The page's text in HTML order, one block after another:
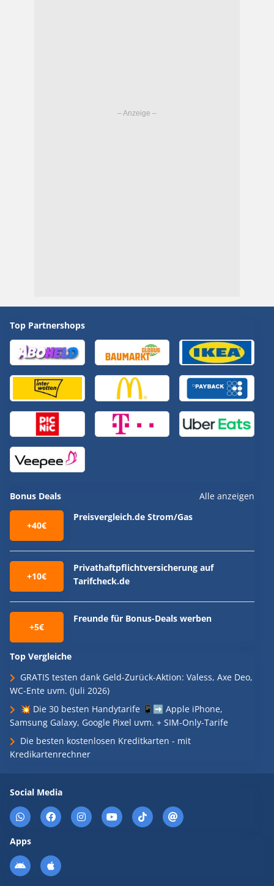
Top Partnershops
Bonus Deals Alle anzeigen
+40€
Preisvergleich.de Strom/Gas
+10€
Privathaftpflichtversicherung auf
Tarifcheck.de
+5€
Freunde für Bonus-Deals werben
Top Vergleiche
GRATIS testen dank Geld-Zurück-Aktion: Valess, Axe Deo,
WC-Ente uvm. (Juli 2026)
💥 Die 30 besten Handytarife 📱➡️ Apple iPhone,
Samsung Galaxy, Google Pixel uvm. + SIM-Only-Tarife
Die besten kostenlosen Kreditkarten - mit
Kredikartenrechner
Social Media
Apps